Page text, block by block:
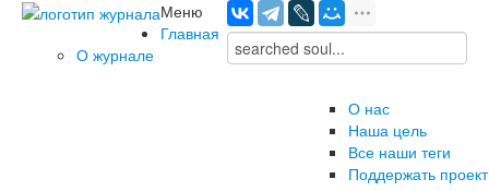
Меню
Главная
О журнале
О нас
Наша цель
Все наши теги
Поддержать проект